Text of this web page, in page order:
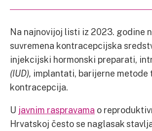
Na najnovijoj listi iz 2023. godine
suvremena kontracepcijska
injekcijski hormonski preparati,
(IUD), implantati, barijerne metode
kontracepcija.
U javnim raspravama o
Hrvatskoj često se naglasak